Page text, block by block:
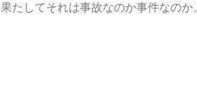
果たしてそれは事故なのか事件なのか。